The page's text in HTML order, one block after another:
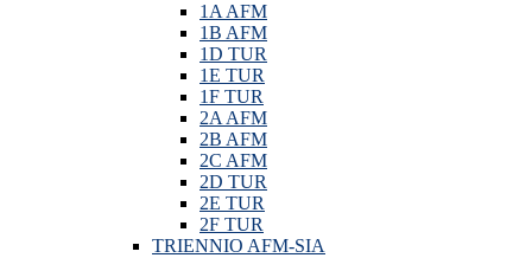
1A AFM
1B AFM
1D TUR
1E TUR
1F TUR
2A AFM
2B AFM
2C AFM
2D TUR
2E TUR
2F TUR
TRIENNIO AFM-SIA